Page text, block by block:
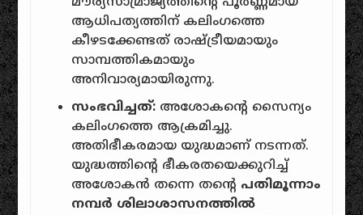
ആധിപത്യത്തിന് കലിംഗത്തെ
കീഴടക്കേണ്ടത് രാഷ്ട്രീയമായും
സാമ്പത്തികമായും
അനിവാര്യമായിരുന്നു.
സംഭവിച്ചത്: അശോകന്റെ സൈന്യം
കലിംഗത്തെ ആക്രമിച്ചു.
അതിഭീകരമായ യുദ്ധമാണ് നടന്നത്.
യുദ്ധത്തിന്റെ ഭീകരതയെക്കുറിച്ച്
അശോകൻ തന്നെ തന്റെ പതിമൂന്നാം
നമ്പർ ശിലാശാസനത്തിൽ